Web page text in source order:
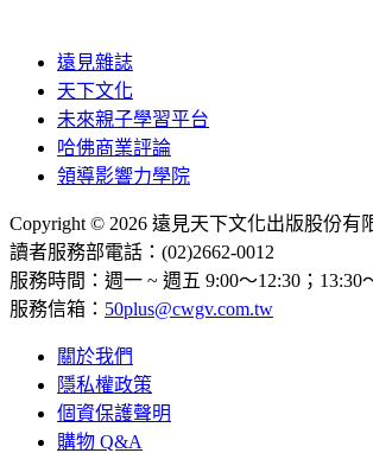
遠見雜誌
天下文化
未來親子學習平台
哈佛商業評論
領導影響力學院
Copyright © 2026 遠見天下文化出版股份有
讀者服務部電話：(02)2662-0012
服務時間：週一 ~ 週五 9:00～12:30；13:30
服務信箱： 50plus@cwgv.com.tw
關於我們
隱私權政策
個資保護聲明
購物 Q&A